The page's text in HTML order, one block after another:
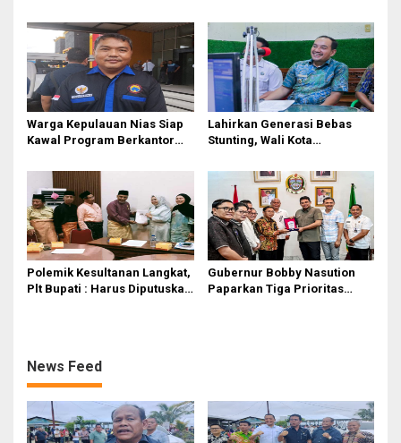
Akhirnya Diperbaiki
Warga Kepulauan Nias Siap
Kawal Program Berkantor
Lahirkan Generasi Bebas
Stunting, Wali Kota
Optimalisasi SP3 Catin
Polemik Kesultanan Langkat,
Plt Bupati : Harus Diputuskan
Gubernur Bobby Nasution
Paparkan Tiga Prioritas
News Feed